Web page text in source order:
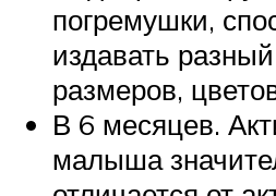
погремушки,
издавать
размеров,
В 6 месяцев.
малыша